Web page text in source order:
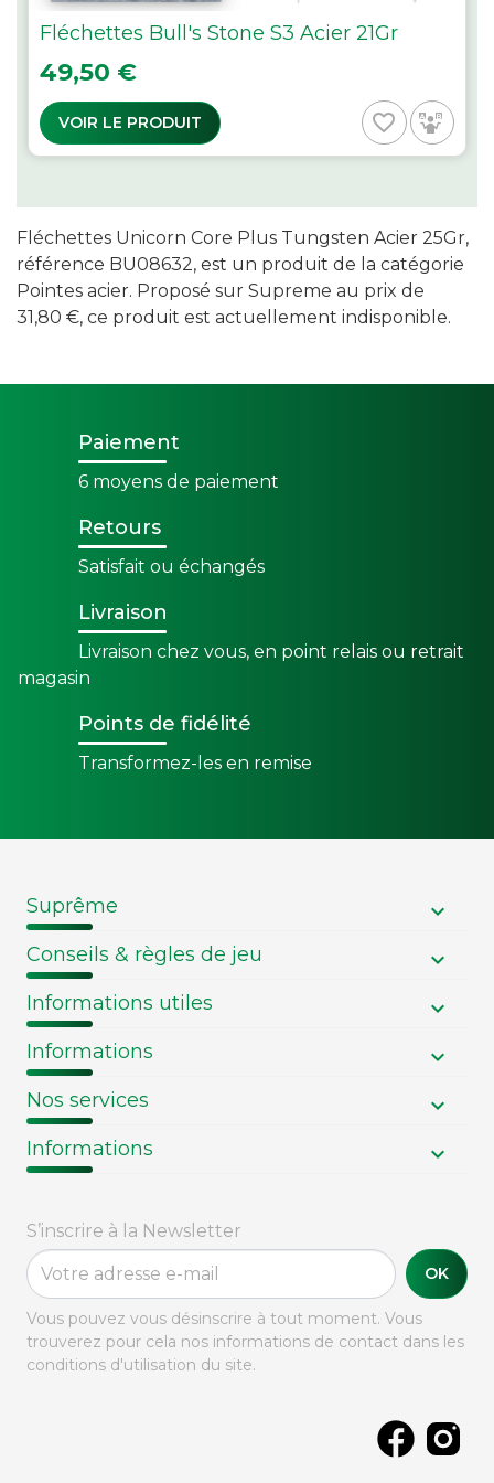
Fléchettes Bull's Stone S3 Acier 21Gr
Prix
49,50 €
VOIR LE PRODUIT favorite_border
Fléchettes Unicorn Core Plus Tungsten Acier 25Gr,
référence BU08632, est un produit de la catégorie
Pointes acier. Proposé sur Supreme au prix de
31,80 €, ce produit est actuellement indisponible.
Paiement
6 moyens de paiement
Retours
Satisfait ou échangés
Livraison
Livraison chez vous, en point relais ou retrait
magasin
Points de fidélité
Transformez-les en remise
Suprême
Conseils & règles de jeu
Informations utiles
Informations
Nos services
Informations
S’inscrire à la Newsletter
OK
Vous pouvez vous désinscrire à tout moment. Vous
trouverez pour cela nos informations de contact dans les
conditions d'utilisation du site.